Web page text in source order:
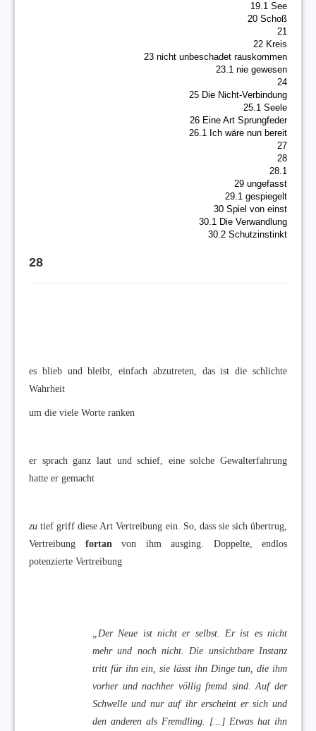
19.1 See
20 Schoß
21
22 Kreis
23 nicht unbeschadet rauskommen
23.1 nie gewesen
24
25 Die Nicht-Verbindung
25.1 Seele
26 Eine Art Sprungfeder
26.1 Ich wäre nun bereit
27
28
28.1
29 ungefasst
29.1 gespiegelt
30 Spiel von einst
30.1 Die Verwandlung
30.2 Schutzinstinkt
28
es blieb und bleibt, einfach abzutreten, das ist die schlichte
Wahrheit
um die viele Worte ranken
er sprach ganz laut und schief, eine solche Gewalterfahrung
hatte er gemacht
zu tief griff diese Art Vertreibung ein. So, dass sie sich übertrug,
Vertreibung fortan von ihm ausging. Doppelte, endlos
potenzierte Vertreibung
Der Neue ist nicht er selbst. Er ist es nicht
mehr und noch nicht. Die unsichtbare Instanz
tritt für ihn ein, sie lässt ihn Dinge tun, die ihm
vorher und nachher völlig fremd sind. Auf der
Schwelle und nur auf ihr erscheint er sich und
den anderen als Fremdling. [...] Etwas hat ihn